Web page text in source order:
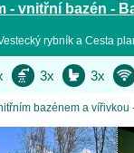
- vnitřní bazén -
rybník a Cesta
3x 3x
bazénem a vířivkou